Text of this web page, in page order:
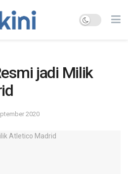
jadi Milik
2020